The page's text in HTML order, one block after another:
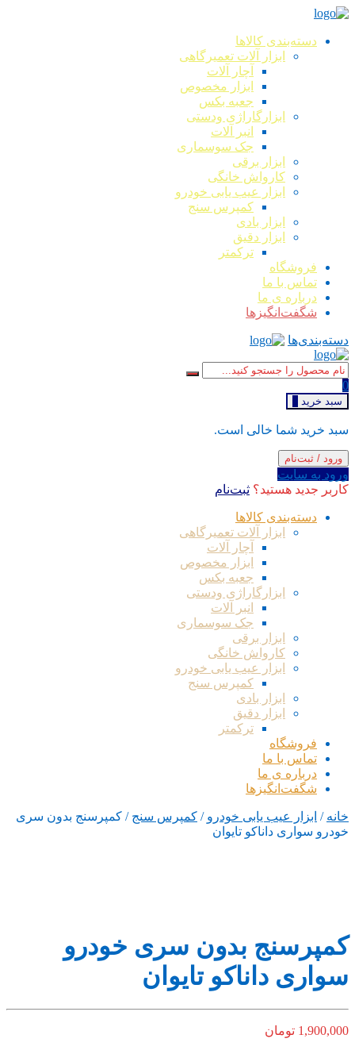
دسته‌بندی کالاها
ابزار آلات تعمیرگاهی
آچار آلات
ابزار مخصوص
جعبه بکس
ابزارگاراژی ودستی
انبر آلات
جک سوسماری
ابزار برقی
کارواش خانگی
ابزار عیب یابی خودرو
کمپرس سنج
ابزار بادی
ابزار دقیق
ترکمتر
فروشگاه
تماس با ما
درباره ی ما
شگفت‌انگیزها
دسته‌بندی‌ها
0
سبد خرید
سبد خرید شما خالی است.
ورود / ثبت‌نام
ورود به سایت
کاربر جدید هستید؟ ثبت‌نام
دسته‌بندی کالاها
ابزار آلات تعمیرگاهی
آچار آلات
ابزار مخصوص
جعبه بکس
ابزارگاراژی ودستی
انبر آلات
جک سوسماری
ابزار برقی
کارواش خانگی
ابزار عیب یابی خودرو
کمپرس سنج
ابزار بادی
ابزار دقیق
ترکمتر
فروشگاه
تماس با ما
درباره ی ما
شگفت‌انگیزها
خانه / ابزار عیب یابی خودرو / کمپرس سنج / کمپرسنج بدون سری
خودرو سواری داناکو تایوان
کمپرسنج بدون سری خودرو
سواری داناکو تایوان
1,900,000 تومان